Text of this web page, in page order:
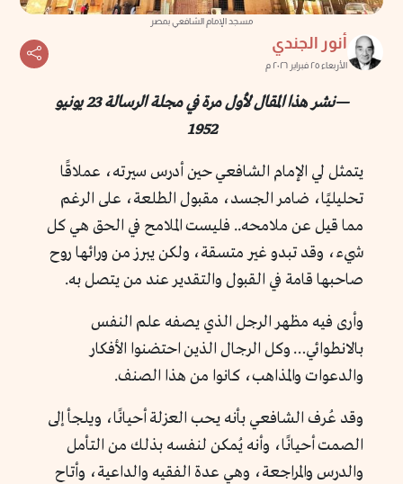
مسجد الإمام الشافعي بمصر
أنور الجندي
الأربعاء ٢٥ فبراير ٢٠٢٦ م
—نشر هذا المقال لأول مرة في مجلة الرسالة 23 يونيو
1952
يتمثل لي الإمام الشافعي حين أدرس سيرته، عملاقًا
تحليليًا، ضامر الجسد، مقبول الطلعة، على الرغم
مما قيل عن ملامحه.. فليست الملامح في الحق هي كل
شيء، وقد تبدو غير متسقة، ولكن يبرز من ورائها روح
صاحبها قامة في القبول والتقدير عند من يتصل به.
وأرى فيه مظهر الرجل الذي يصفه علم النفس
بالانطوائي… وكل الرجال الذين احتضنوا الأفكار
والدعوات والمذاهب، كانوا من هذا الصنف.
وقد عُرف الشافعي بأنه يحب العزلة أحيانًا، ويلجأ إلى
الصمت أحيانًا، وأنه يُمكن لنفسه بذلك من التأمل
والدرس والمراجعة، وهي عدة الفقيه والداعية، وأتاح